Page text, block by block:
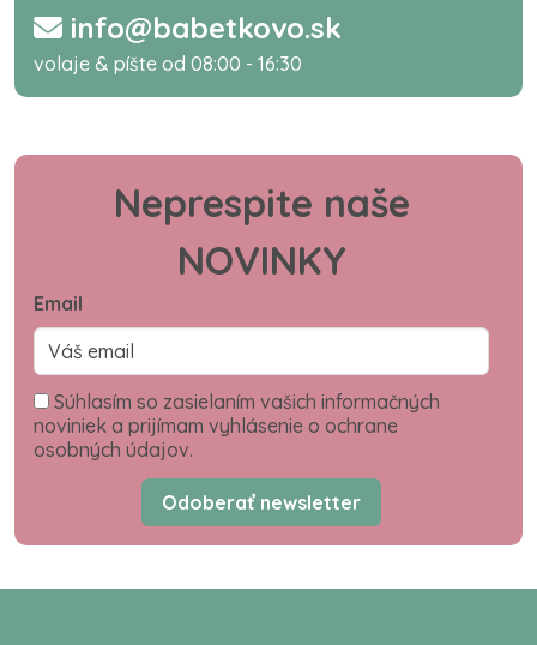
info@babetkovo.sk
volaje & píšte od 08:00 - 16:30
Neprespite naše
NOVINKY
Email
Súhlasím so zasielaním vašich informačných
noviniek a prijímam vyhlásenie o ochrane
osobných údajov.
Odoberať newsletter